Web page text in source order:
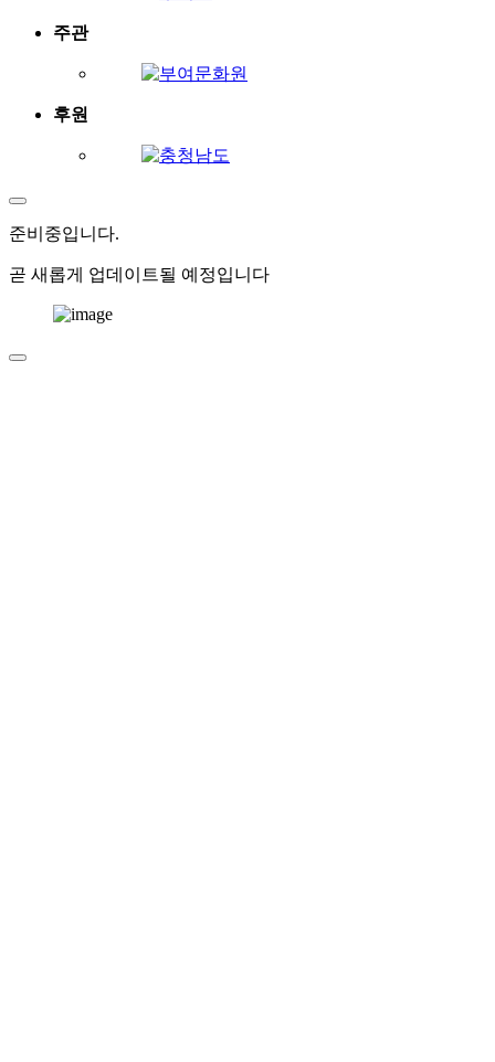
주관
후원
준비중입니다.
곧 새롭게 업데이트될 예정입니다